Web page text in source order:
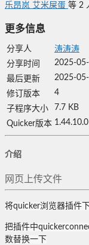
乐昂岚 艾米屎蛋 等 2
更多信息
分享人
涛涛涛
分享时间
2025-
最后更新
2025-
修订版本
4
子程序大小
7.7 KB
Quicker版本 1.44.10.0
介绍
网页上传文件
将quicker浏览器插件
把插件中
数替换一下